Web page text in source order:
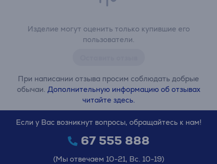
Изделие могут оценить только купившие его
пользователи.
При написании отзыва просим соблюдать добрые
обычаи. Дополнительную информацию об отзывах
читайте здесь.
Если у Вас возникнут вопросы, обращайтесь к нам!
67 555 888
(Мы отвечаем 10-21, Вс. 10-19)